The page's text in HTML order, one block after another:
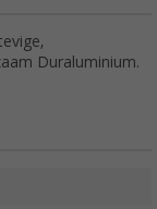
Duraluminium.